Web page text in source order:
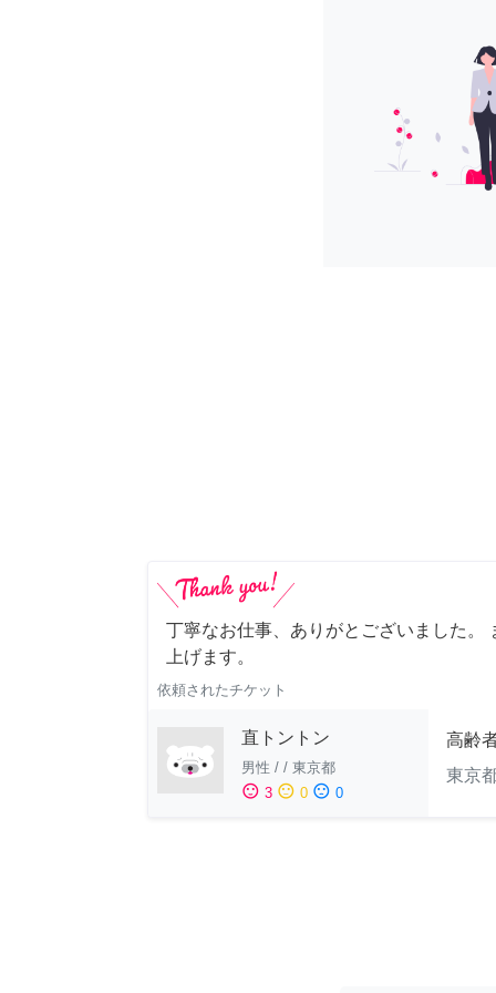
丁寧なお仕事、ありがとございました。
上げます。
依頼されたチケット
直トントン
男性 / / 東京都
sentiment_satisfied 3 sentiment_neutral 0 sentiment_dissatisfied 0
高齢
東京